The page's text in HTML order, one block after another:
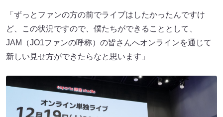
「ずっとファンの方の前でライブはしたかったんですけ
ど、この状況ですので、僕たちができることとして、
JAM（JO1ファンの呼称）の皆さんへオンラインを通じて
新しい見せ方ができたらなと思います」